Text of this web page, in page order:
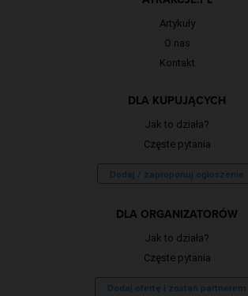
Artykuły
O nas
Kontakt
DLA KUPUJĄCYCH
Jak to działa?
Częste pytania
Dodaj / zaproponuj ogłoszenie
DLA ORGANIZATORÓW
Jak to działa?
Częste pytania
Dodaj ofertę i zostań partnerem